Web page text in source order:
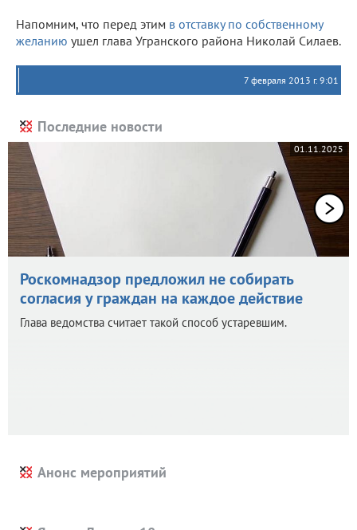
Напомним, что перед этим в отставку по собственному
желанию ушел глава Угранского района Николай Силаев.
7 февраля 2013 г. 9:01
Последние новости
01.11.2025
Роскомнадзор предложил не собирать
согласия у граждан на каждое действие
Глава ведомства считает такой способ устаревшим.
Анонс мероприятий